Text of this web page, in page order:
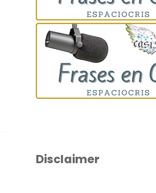
Disclaimer